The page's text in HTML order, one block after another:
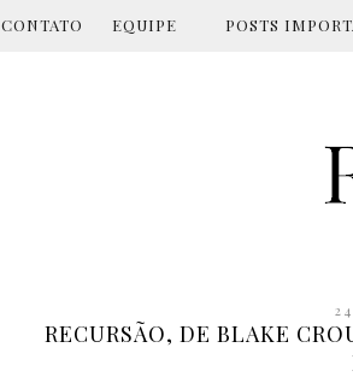
CONTATO EQUIPE POSTS
RECURSÃO, DE BLAKE